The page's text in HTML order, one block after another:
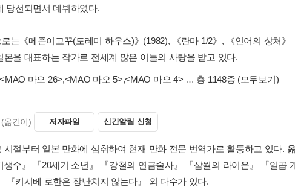
당선되면서 데뷔하였다.
는《메존이고꾸(도레미 하우스)》(1982), 《란마 1/2》, 《인어의 상처
본을 대표하는 작가로 전세계 많은 이들의 사랑을 받고 있다.
<MAO 마오 26>,<MAO 마오 5>,<MAO 마오 4> … 총 1148종 (모두보기)
(옮긴이) 저자파일 신간알림 신청
시절부터 일본 만화에 심취하여 현재 만화 전문 번역가로 활동하고 있다.
생수』 『20세기 소년』 『강철의 연금술사』 『삼월의 라이온』 『일곱
『키시베 로한은 장난치지 않는다』 외 다수가 있다.